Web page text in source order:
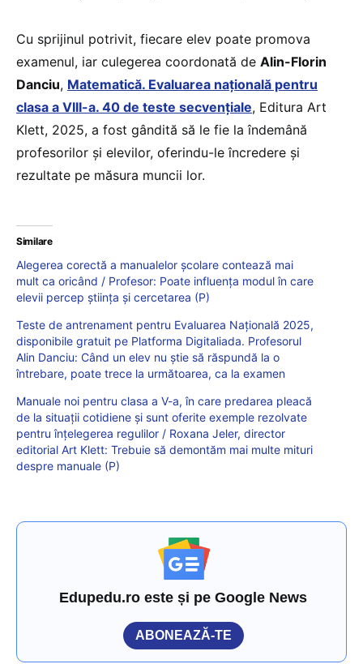
Cu sprijinul potrivit, fiecare elev poate promova
examenul, iar culegerea coordonată de Alin-Florin
Danciu, Matematică. Evaluarea națională pentru
clasa a VIII-a. 40 de teste secvențiale, Editura Art
Klett, 2025, a fost gândită să le fie la îndemână
profesorilor și elevilor, oferindu-le încredere și
rezultate pe măsura muncii lor.
Similare
Alegerea corectă a manualelor școlare contează mai
mult ca oricând / Profesor: Poate influența modul în care
elevii percep știința și cercetarea (P)
Teste de antrenament pentru Evaluarea Națională 2025,
disponibile gratuit pe Platforma Digitaliada. Profesorul
Alin Danciu: Când un elev nu știe să răspundă la o
întrebare, poate trece la următoarea, ca la examen
Manuale noi pentru clasa a V-a, în care predarea pleacă
de la situații cotidiene și sunt oferite exemple rezolvate
pentru înțelegerea regulilor / Roxana Jeler, director
editorial Art Klett: Trebuie să demontăm mai multe mituri
despre manuale (P)
Edupedu.ro este și pe Google News
ABONEAZĂ-TE